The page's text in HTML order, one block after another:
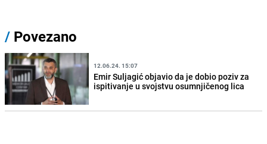
/ Povezano
12.06.24. 15:07
Emir Suljagić objavio da je dobio poziv za
ispitivanje u svojstvu osumnjičenog lica